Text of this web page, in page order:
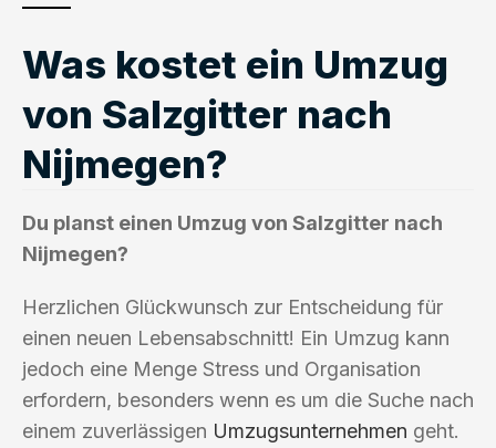
Was kostet ein Umzug
von Salzgitter nach
Nijmegen?
Du planst einen Umzug von Salzgitter nach
Nijmegen?
Herzlichen Glückwunsch zur Entscheidung für
einen neuen Lebensabschnitt! Ein Umzug kann
jedoch eine Menge Stress und Organisation
erfordern, besonders wenn es um die Suche nach
einem zuverlässigen Umzugsunternehmen geht.